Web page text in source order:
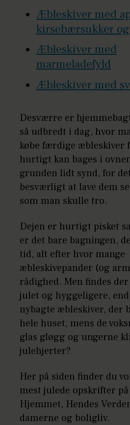
Æbleskiver med
kirsebærsukker
Æbleskiver med
marmeladefyld
Æbleskiver med
Desværre er
så udbredt i dag, hvor
købe færdige æbleskiver
hurtigt kan bages i
grunden lidt synd, for
besværligt at lave dem
som man skulle tro.
Dejen er hurtigt pisket
er det bare bagningen,
tid, alt efter hvor mange
æbleskivepander (og
rådighed. Men findes
julet og hyggeligere,
nybagte æbleskiver, der
hele huset, mens de
glas gløgg og ungerne
julehjerter?
Her på siden finder du
mest julede opskrifter
Hjemmet, Hendes
damerne og boligliv.